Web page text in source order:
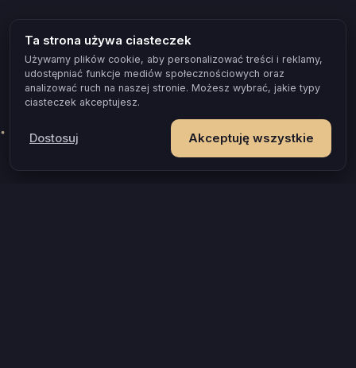
Ta strona używa ciasteczek
Używamy plików cookie, aby personalizować treści i reklamy,
udostępniać funkcje mediów społecznościowych oraz
analizować ruch na naszej stronie. Możesz wybrać, jakie typy
ciasteczek akceptujesz.
Akceptuję wszystkie
Dostosuj